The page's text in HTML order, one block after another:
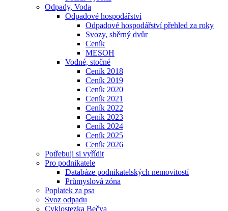
Odpady, Voda
Odpadové hospodářství
Odpadové hospodářství přehled za roky
Svozy, sběrný dvůr
Ceník
MESOH
Vodné, stočné
Ceník 2018
Ceník 2019
Ceník 2020
Ceník 2021
Ceník 2022
Ceník 2023
Ceník 2024
Ceník 2025
Ceník 2026
Potřebuji si vyřídit
Pro podnikatele
Databáze podnikatelských nemovitostí
Průmyslová zóna
Poplatek za psa
Svoz odpadu
Cyklostezka Bečva